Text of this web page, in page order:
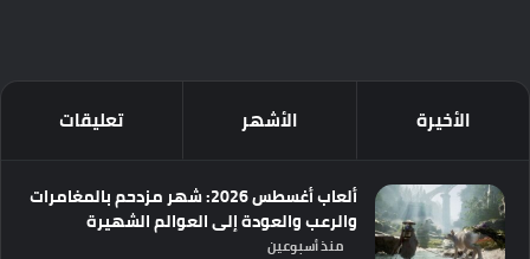
الأخيرة الأشهر تعليقات
ألعاب أغسطس 2026: شهر مزدحم بالمغامرات
والرعب والعودة إلى العوالم الشهيرة
منذ أسبوعين